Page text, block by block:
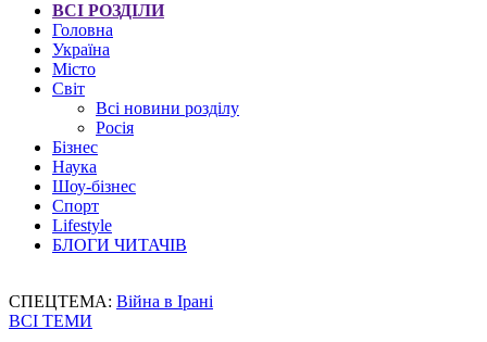
ВСІ РОЗДІЛИ
Головна
Україна
Місто
Світ
Всі новини розділу
Росія
Бізнес
Наука
Шоу-бізнес
Спорт
Lifestyle
БЛОГИ ЧИТАЧІВ
СПЕЦТЕМА: Війна в Ірані
ВСІ ТЕМИ